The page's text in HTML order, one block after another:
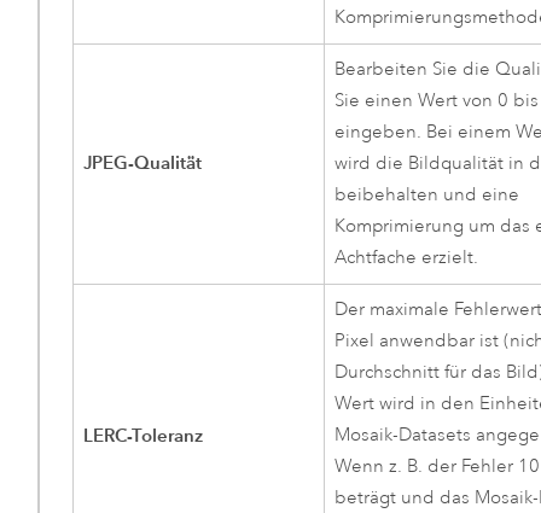
JPEG-Qualität
Bearbeiten Sie die
Sie einen Wert von 0
eingeben. Bei einem
wird die Bildqualität in
beibehalten und eine
Komprimierung um das
Achtfache erzielt.
LERC-Toleranz
Der maximale
Pixel anwendbar ist
Durchschnitt für das
Wert wird in den
Mosaik-Datasets
Wenn z. B. der Fehler
beträgt und das